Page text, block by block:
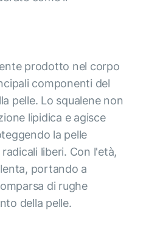
prodotto nel corpo
componenti del
pelle. Lo squalene non
lipidica e agisce
la pelle
liberi. Con l'età,
portando a
di rughe
della pelle.